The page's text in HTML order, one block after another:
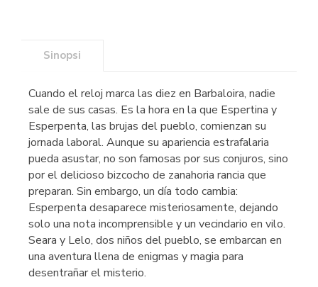
Sinopsi
Cuando el reloj marca las diez en Barbaloira, nadie
sale de sus casas. Es la hora en la que Espertina y
Esperpenta, las brujas del pueblo, comienzan su
jornada laboral. Aunque su apariencia estrafalaria
pueda asustar, no son famosas por sus conjuros, sino
por el delicioso bizcocho de zanahoria rancia que
preparan. Sin embargo, un día todo cambia:
Esperpenta desaparece misteriosamente, dejando
solo una nota incomprensible y un vecindario en vilo.
Seara y Lelo, dos niños del pueblo, se embarcan en
una aventura llena de enigmas y magia para
desentrañar el misterio.